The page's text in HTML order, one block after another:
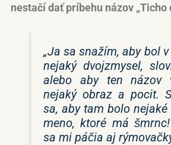
nestačí dať príbehu názov „Ticho
„Ja sa snažím, aby bol
nejaký dvojzmysel,
alebo aby ten názov
nejaký obraz a pocit.
sa, aby tam bolo
meno, ktoré má
sa mi páčia aj